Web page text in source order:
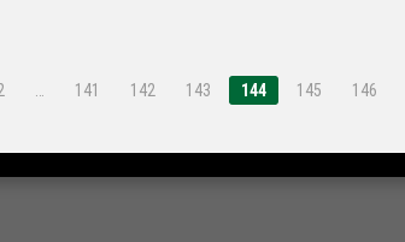
141 142 143 144 145 146